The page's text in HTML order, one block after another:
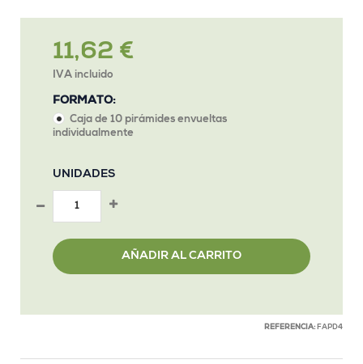
11,62 €
IVA incluido
FORMATO:
Caja de 10 pirámides envueltas
individualmente
UNIDADES
AÑADIR AL CARRITO
REFERENCIA: FAPD4